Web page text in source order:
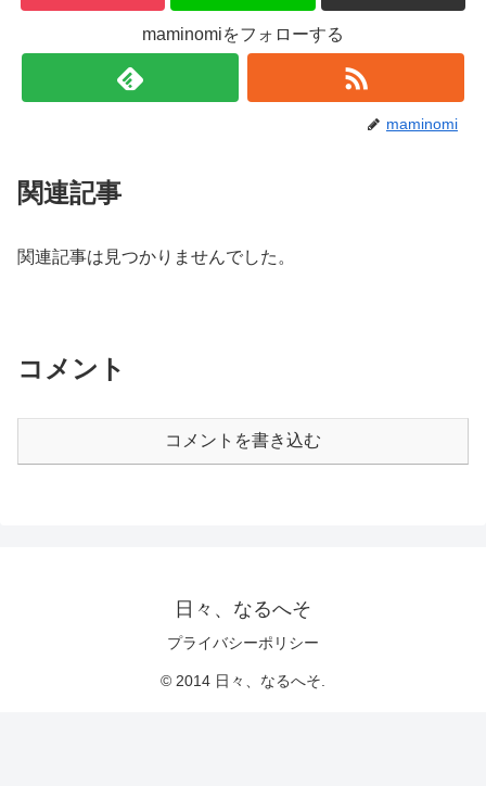
maminomiをフォローする
maminomi
関連記事
関連記事は見つかりませんでした。
コメント
コメントを書き込む
日々、なるへそ
プライバシーポリシー
© 2014 日々、なるへそ.